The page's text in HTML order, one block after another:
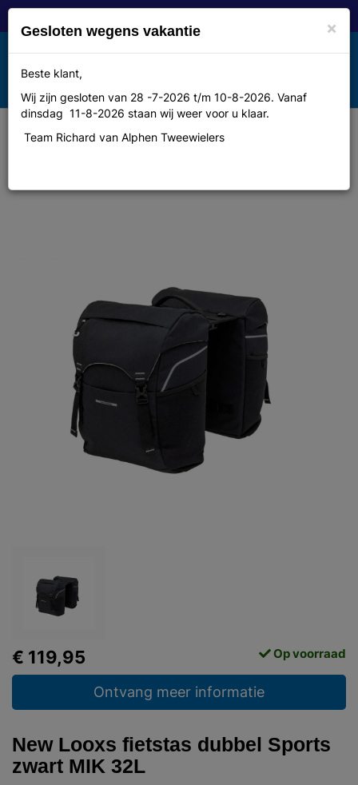
Toggle
navigation
MENU
New Looxs fietstas dubbel Sports
€ 119,95 Op voorraad
Ontvang meer informatie
New Looxs fietstas dubbel Sports
zwart MIK 32L
×
Gesloten wegens vakantie
Beste klant,
Wij zijn gesloten van 28 -7-2026 t/m 10-8-2026. Vanaf
dinsdag 11-8-2026 staan wij weer voor u klaar.
Team Richard van Alphen Tweewielers